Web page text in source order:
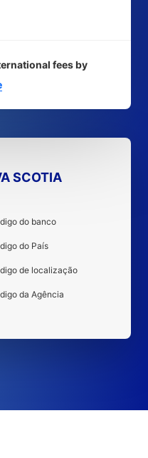
fees by
SCOTIA
do banco
do País
de localização
da Agência